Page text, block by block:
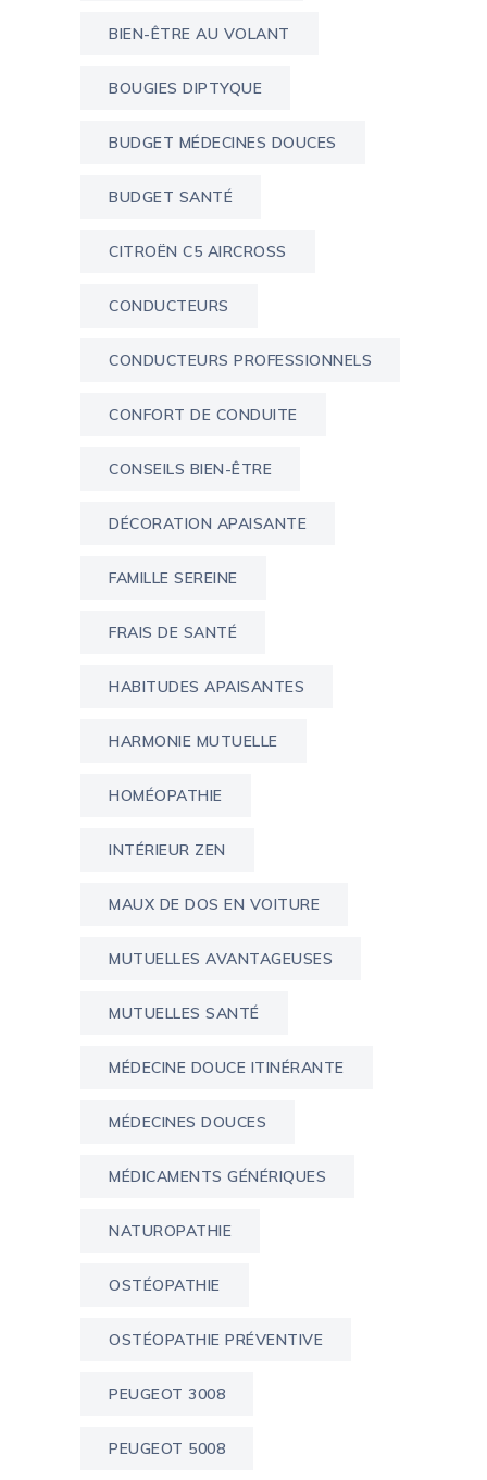
BIEN-ÊTRE AU VOLANT
BOUGIES DIPTYQUE
BUDGET MÉDECINES DOUCES
BUDGET SANTÉ
CITROËN C5 AIRCROSS
CONDUCTEURS
CONDUCTEURS PROFESSIONNELS
CONFORT DE CONDUITE
CONSEILS BIEN-ÊTRE
DÉCORATION APAISANTE
FAMILLE SEREINE
FRAIS DE SANTÉ
HABITUDES APAISANTES
HARMONIE MUTUELLE
HOMÉOPATHIE
INTÉRIEUR ZEN
MAUX DE DOS EN VOITURE
MUTUELLES AVANTAGEUSES
MUTUELLES SANTÉ
MÉDECINE DOUCE ITINÉRANTE
MÉDECINES DOUCES
MÉDICAMENTS GÉNÉRIQUES
NATUROPATHIE
OSTÉOPATHIE
OSTÉOPATHIE PRÉVENTIVE
PEUGEOT 3008
PEUGEOT 5008